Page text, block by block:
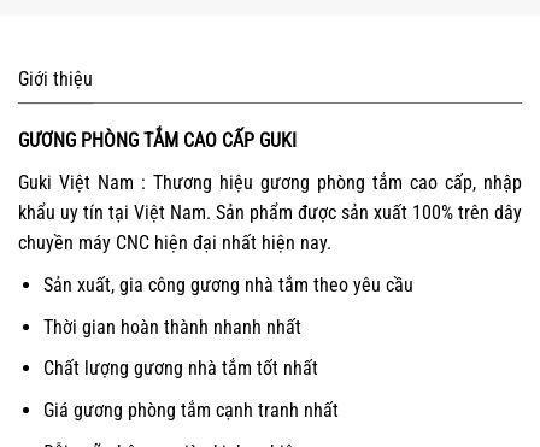
Giới thiệu
GƯƠNG PHÒNG TẮM CAO CẤP GUKI
Guki Việt Nam : Thương hiệu gương phòng tắm cao cấp, nhập
khẩu uy tín tại Việt Nam. Sản phẩm được sản xuất 100% trên dây
chuyền máy CNC hiện đại nhất hiện nay.
Sản xuất, gia công gương nhà tắm theo yêu cầu
Thời gian hoàn thành nhanh nhất
Chất lượng gương nhà tắm tốt nhất
Giá gương phòng tắm cạnh tranh nhất